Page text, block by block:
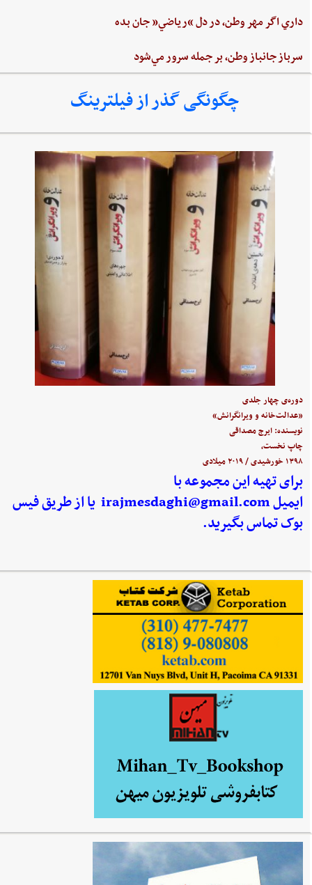
داري‌ اگر مهر وطن،‌ در دل‌ “رياضي”‌ جان ‌بده‌
سرباز جانباز وطن،‌ بر جمله سرور مي‌شود
چگونگی گذر از فیلترینگ
دوره‌ی چهار جلدی
«عدالت‌خانه و ویرانگرانش»
نویسنده: ایرج مصداقی
چاپ نخست،
۱۳۹۸ خورشیدی / ۲۰۱۹ میلادی
برای تهیه این مجموعه با
ایمیلirajmesdaghi@gmail.com یا از طریق فیس
بوک تماس بگیرید.